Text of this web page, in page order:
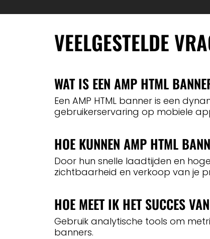
VEELGESTELDE
WAT IS EEN AMP HTML
Een AMP HTML banner is een
gebruikerservaring op mobiele
HOE KUNNEN AMP HTML
Door hun snelle laadtijden en
zichtbaarheid en verkoop van je
HOE MEET IK HET SUCCES
Gebruik analytische tools om
banners.